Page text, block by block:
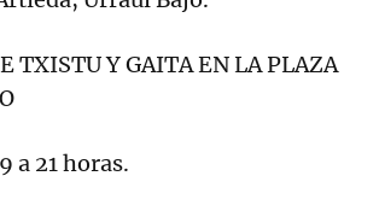
TXISTU Y GAITA EN LA PLAZA
a 21 horas.